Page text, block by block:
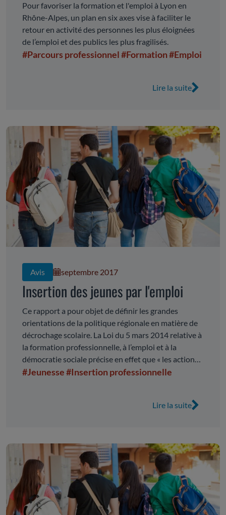
Pour favoriser la formation et l'emploi à Lyon en
Rhône-Alpes, un plan en six axes vise à faciliter le
retour en activité des personnes les plus éloignées
de l’emploi et des publics les plus fragilisés.
#Parcours professionnel#Formation#Emploi
Lire la suite
Avis septembre 2017
Insertion des jeunes par l'emploi
Ce rapport a pour objet de définir les grandes
orientations de la politique régionale en matière de
décrochage scolaire. La Loi du 5 mars 2014 relative à
la formation professionnelle, à l’emploi et à la
démocratie sociale précise en effet que « les actions
de prise en charge des jeunes sortants de formation
en lien avec les autorités académiques » (Art. L313-7
#Jeunesse#Insertion professionnelle
Lire la suite